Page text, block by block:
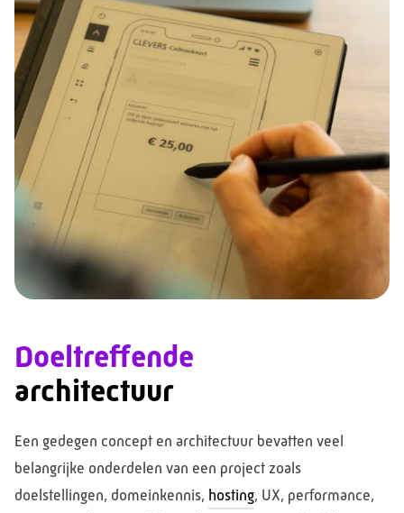
Doeltreffende
architectuur
Een gedegen concept en architectuur bevatten veel
belangrijke onderdelen van een project zoals
doelstellingen, domeinkennis, hosting, UX, performance,